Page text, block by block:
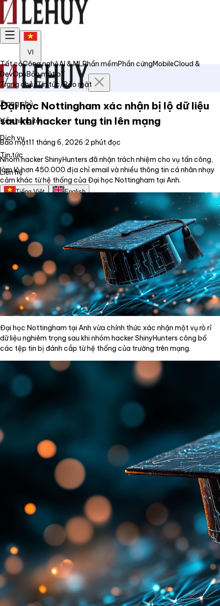
VI
Trang chủ
Về chúng tôi
Dịch vụ
Tin tức
Liên hệ
Tiếng Việt English
Tất cảCông nghệAI & MLPhần mềmPhần cứngMobileCloud &
DevOpsBảo mậtIoT
Trang chủ/Tin tức/Bảo mật
Đại học Nottingham xác nhận bị lộ dữ liệu
sau khi hacker tung tin lên mạng
Bảo mật11 tháng 6, 2026·2 phút đọc
Nhóm hacker ShinyHunters đã nhận trách nhiệm cho vụ tấn công,
làm lộ hơn 450.000 địa chỉ email và nhiều thông tin cá nhân nhạy
cảm khác từ hệ thống của Đại học Nottingham tại Anh.
Đại học Nottingham tại Anh vừa chính thức xác nhận một vụ rò rỉ
dữ liệu nghiêm trọng sau khi nhóm hacker ShinyHunters công bố
các tệp tin bị đánh cắp từ hệ thống của trường trên mạng.